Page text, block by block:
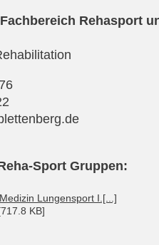
Rehasport
Sport Gruppen:
Lungensport I.[...]
KB]